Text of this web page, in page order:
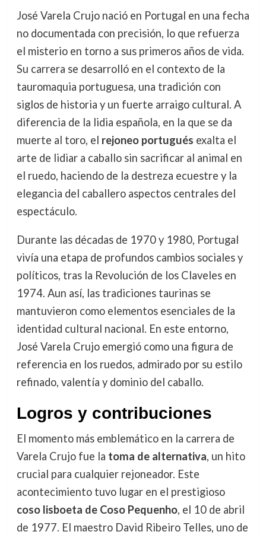
José Varela Crujo nació en Portugal en una fecha
no documentada con precisión, lo que refuerza
el misterio en torno a sus primeros años de vida.
Su carrera se desarrolló en el contexto de la
tauromaquia portuguesa, una tradición con
siglos de historia y un fuerte arraigo cultural. A
diferencia de la lidia española, en la que se da
muerte al toro, el rejoneo portugués exalta el
arte de lidiar a caballo sin sacrificar al animal en
el ruedo, haciendo de la destreza ecuestre y la
elegancia del caballero aspectos centrales del
espectáculo.
Durante las décadas de 1970 y 1980, Portugal
vivía una etapa de profundos cambios sociales y
políticos, tras la Revolución de los Claveles en
1974. Aun así, las tradiciones taurinas se
mantuvieron como elementos esenciales de la
identidad cultural nacional. En este entorno,
José Varela Crujo emergió como una figura de
referencia en los ruedos, admirado por su estilo
refinado, valentía y dominio del caballo.
Logros y contribuciones
El momento más emblemático en la carrera de
Varela Crujo fue la toma de alternativa, un hito
crucial para cualquier rejoneador. Este
acontecimiento tuvo lugar en el prestigioso
coso lisboeta de Coso Pequenho, el 10 de abril
de 1977. El maestro David Ribeiro Telles, uno de